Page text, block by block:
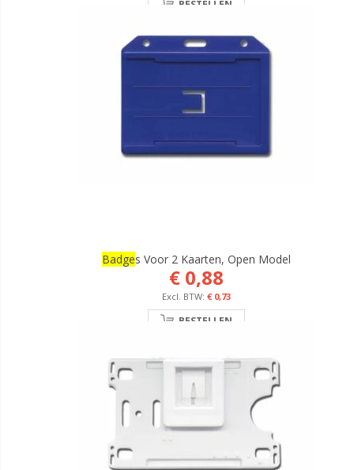
BESTELLEN
BadgeS Voor 2 Kaarten, Open Model
€ 0,88
€ 0,73
BESTELLEN